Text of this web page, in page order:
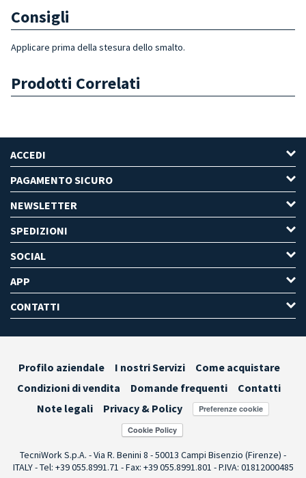
Consigli
Applicare prima della stesura dello smalto.
Prodotti Correlati
ACCEDI
PAGAMENTO SICURO
NEWSLETTER
SPEDIZIONI
SOCIAL
APP
CONTATTI
Profilo aziendale I nostri Servizi
Come acquistare
Condizioni di vendita
Domande frequenti
Contatti
Note legali
Privacy & Policy Preferenze cookie
TecniWork S.p.A. - Via R. Benini 8 - 50013 Campi Bisenzio (Firenze) -
ITALY - Tel: +39 055.8991.71 - Fax: +39 055.8991.801 - P.IVA: 01812000485